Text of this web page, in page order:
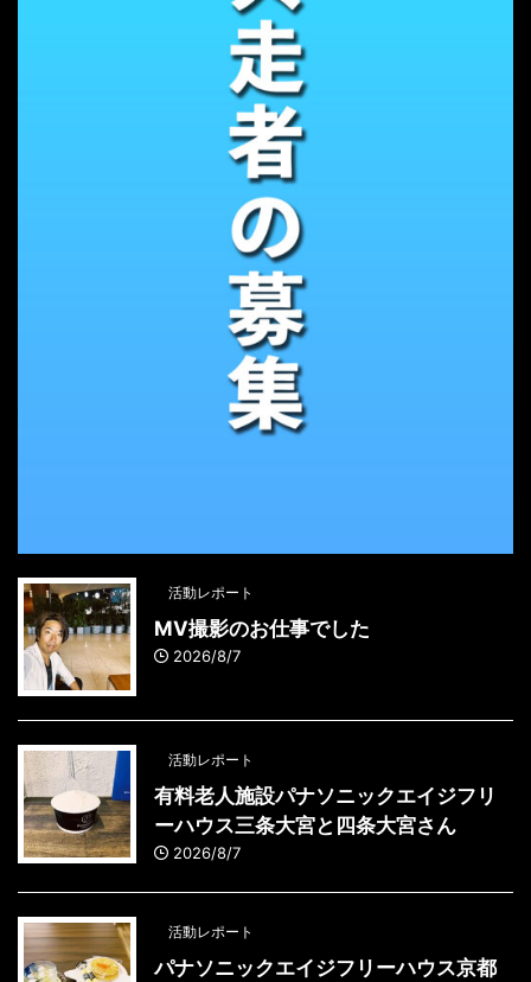
活動レポート
MV撮影のお仕事でした
2026/8/7
活動レポート
有料老人施設パナソニックエイジフリ
ーハウス三条大宮と四条大宮さん
2026/8/7
活動レポート
パナソニックエイジフリーハウス京都